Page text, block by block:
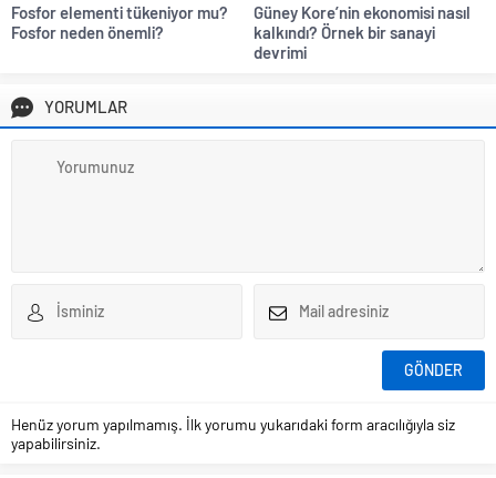
Fosfor elementi tükeniyor mu?
Fosfor neden önemli?
Güney Kore’nin ekonomisi nasıl
kalkındı? Örnek bir sanayi
devrimi
YORUMLAR
Henüz yorum yapılmamış. İlk yorumu yukarıdaki form aracılığıyla siz
yapabilirsiniz.